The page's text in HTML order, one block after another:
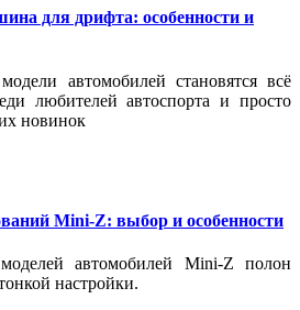
для дрифта: особенности и
автомобилей становятся всё
любителей автоспорта и просто
новинок
Mini-Z: выбор и особенности
автомобилей Mini-Z полон
настройки.